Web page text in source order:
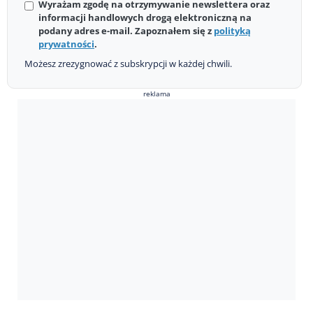
Wyrażam zgodę na otrzymywanie newslettera oraz
informacji handlowych drogą elektroniczną na
podany adres e-mail. Zapoznałem się z polityką
prywatności.
Możesz zrezygnować z subskrypcji w każdej chwili.
reklama